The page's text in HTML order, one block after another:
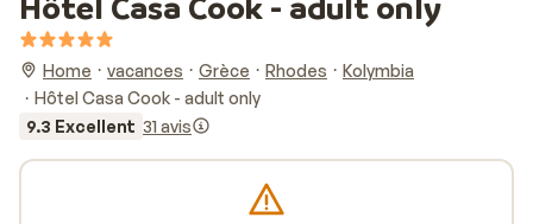
Home vacances Grèce Rhodes
Kolymbia
Hôtel Casa Cook - adult only
9.3 Excellent 31 avis